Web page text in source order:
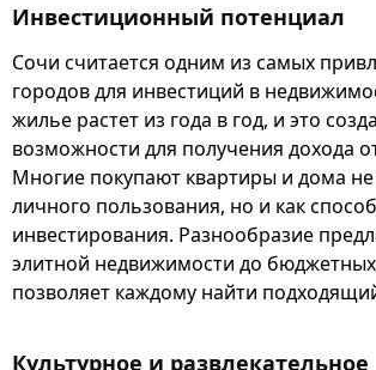
Инвестиционный потенциал
Сочи считается одним из самых
городов для инвестиций в
жилье растет из года в год, и это
возможности для получения дохода
Многие покупают квартиры и дома не
личного пользования, но и как способ
инвестирования. Разнообразие
элитной недвижимости до
позволяет каждому найти
Культурное и развлекательное